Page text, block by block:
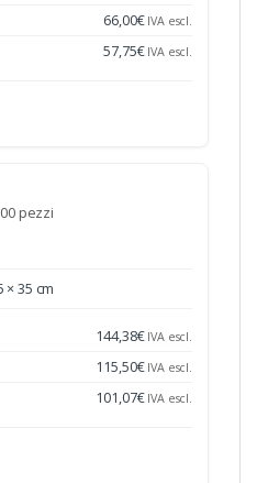
66,00€ IVA escl.
57,75€ IVA escl.
pezzi
× 35 cm
144,38€ IVA escl.
115,50€ IVA escl.
101,07€ IVA escl.